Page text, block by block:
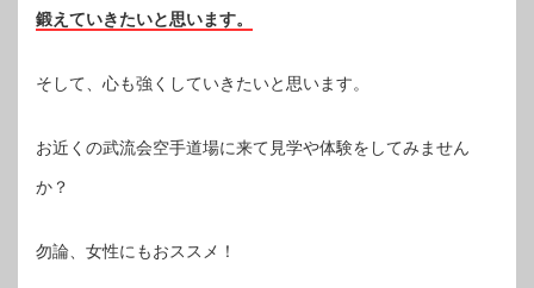
鍛えていきたいと思います。
そして、心も強くしていきたいと思います。
お近くの武流会空手道場に来て見学や体験をしてみません
か？
勿論、女性にもおススメ！